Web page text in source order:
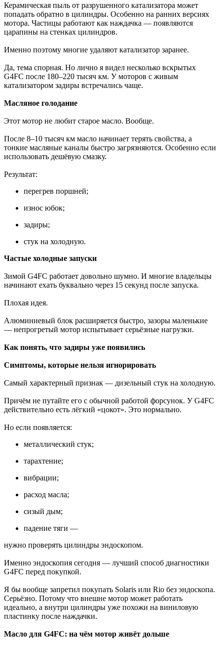
Керамическая пыль от разрушенного катализатора может
попадать обратно в цилиндры. Особенно на ранних версиях
мотора. Частицы работают как наждачка — появляются
царапины на стенках цилиндров.
Именно поэтому многие удаляют катализатор заранее.
Да, тема спорная. Но лично я видел несколько вскрытых
G4FC после 180–220 тысяч км. У моторов с живым
катализатором задиры встречались чаще.
Масляное голодание
Этот мотор не любит старое масло. Вообще.
После 8–10 тысяч км масло начинает терять свойства, а
тонкие масляные каналы быстро загрязняются. Особенно если
использовать дешёвую смазку.
Результат:
перегрев поршней;
износ юбок;
задиры;
стук на холодную.
Частые холодные запуски
Зимой G4FC работает довольно шумно. И многие владельцы
начинают ехать буквально через 15 секунд после запуска.
Плохая идея.
Алюминиевый блок расширяется быстро, зазоры маленькие
— непрогретый мотор испытывает серьёзные нагрузки.
Как понять, что задиры уже появились
Симптомы, которые нельзя игнорировать
Самый характерный признак — дизельный стук на холодную.
Причём не путайте его с обычной работой форсунок. У G4FC
действительно есть лёгкий «цокот». Это нормально.
Но если появляется:
металлический стук;
тарахтение;
вибрации;
расход масла;
сизый дым;
падение тяги —
нужно проверять цилиндры эндоскопом.
Именно эндоскопия сегодня — лучший способ диагностики
G4FC перед покупкой.
Я бы вообще запретил покупать Solaris или Rio без эндоскопа.
Серьёзно. Потому что внешне мотор может работать
идеально, а внутри цилиндры уже похожи на виниловую
пластинку после наждачки.
Масло для G4FC: на чём мотор живёт дольше